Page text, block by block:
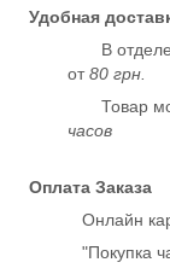
Удобная
В
от80 грн.
Товар
часов
Оплата Заказа
Онлайн
"Покупка